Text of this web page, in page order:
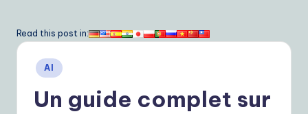
o
Read this post in:
Posted
in
AI
Un guide complet sur